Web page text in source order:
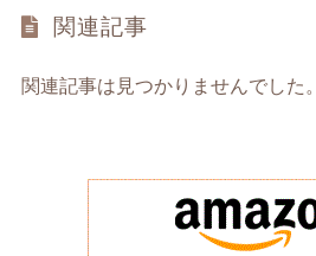
関連記事
関連記事は見つかりませんでした。